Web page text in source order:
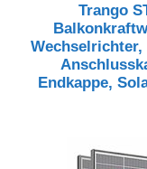
Trango
Wechselrichter,
Endkappe,